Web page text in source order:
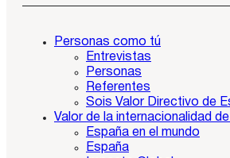
Personas como tú
Entrevistas
Personas
Referentes
Sois Valor Directivo de
Valor de la internacionalidad
España en el mundo
España